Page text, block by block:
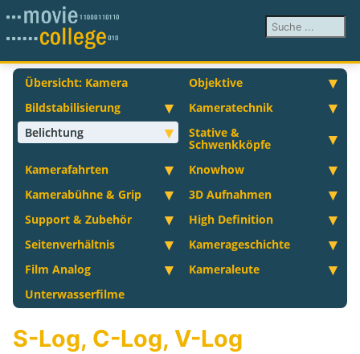
Suchen ...
Übersicht: Kamera
Objektive
Bildstabilisierung
Kameratechnik
Belichtung
Stative &
Schwenkköpfe
Kamerafahrten
Knowhow
Kamerabühne & Grip
3D Aufnahmen
Support & Zubehör
High Definition
Seitenverhältnis
Kamerageschichte
Film Analog
Kameraleute
Unterwasserfilme
S-Log, C-Log, V-Log